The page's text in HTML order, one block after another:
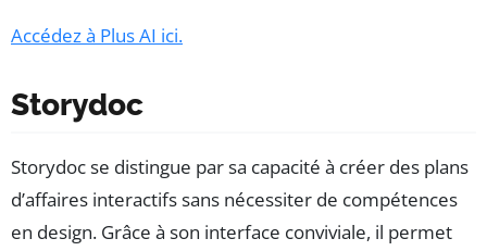
Accédez à Plus AI ici.
Storydoc
Storydoc se distingue par sa capacité à créer des plans
d’affaires interactifs sans nécessiter de compétences
en design. Grâce à son interface conviviale, il permet